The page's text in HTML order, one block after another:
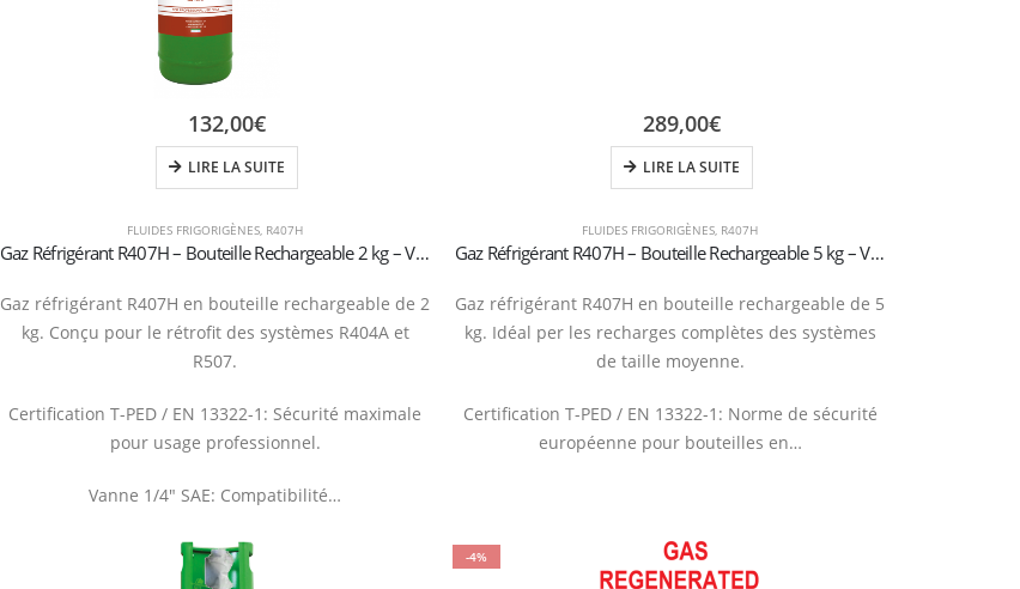
FLUIDES FRIGORIGÈNES R407H
Gaz Réfrigérant R407H – Bouteille Rechargeable 2 kg – Vanne 1/4″ SAE
Gaz réfrigérant R407H en bouteille rechargeable de 2
kg. Conçu pour le rétrofit des systèmes R404A et
R507.
Certification T-PED / EN 13322-1: Sécurité maximale
pour usage professionnel.
Vanne 1/4″ SAE: Compatibilité…
132,00€
LIRE LA SUITE
FLUIDES FRIGORIGÈNES R407H
Gaz Réfrigérant R407H – Bouteille Rechargeable 5 kg – Vanne 1/4″ SAE
Gaz réfrigérant R407H en bouteille rechargeable de 5
kg. Idéal per les recharges complètes des systèmes
de taille moyenne.
Certification T-PED / EN 13322-1: Norme de sécurité
européenne pour bouteilles en…
289,00€
LIRE LA SUITE
-4%